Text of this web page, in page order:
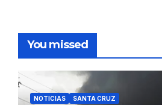
You missed
NOTICIAS SANTA CRUZ